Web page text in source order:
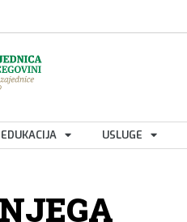
EDUKACIJA USLUGE